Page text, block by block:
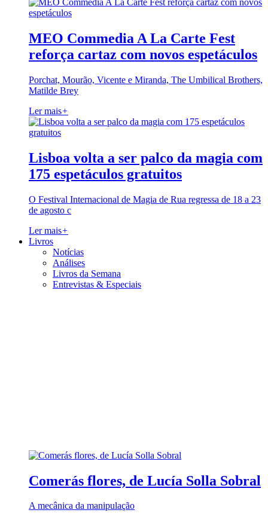
MEO Commedia A La Carte Fest
reforça cartaz com novos espetáculos
Porchat, Mourão, Vicente e Miranda, The Umbilical Brothers,
Matilde Brey
Ler mais+
Lisboa volta a ser palco da magia com
175 espetáculos gratuitos
O Festival Internacional de Magia de Rua regressa de 18 a 23
de agosto c
Ler mais+
Livros
Notícias
Análises
Livros da Semana
Entrevistas & Especiais
Comerás flores, de Lucía Solla Sobral
A mecânica da manipulação